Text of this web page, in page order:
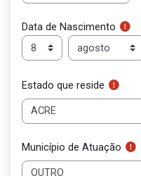
Data de Nascimento
Data de Nascimento
Dia Mês
Estado que reside
Município de Atuação